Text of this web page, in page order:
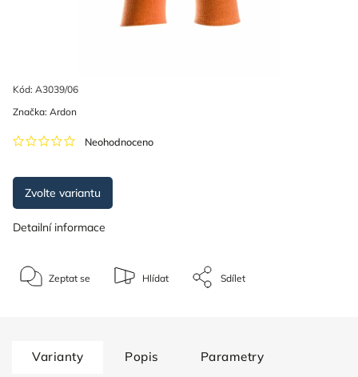
Kód: A3039/06
Neohodnoceno
Značka: Ardon
Zvolte variantu
Detailní informace
Zeptat se Hlídat Sdílet
Varianty Popis Parametry